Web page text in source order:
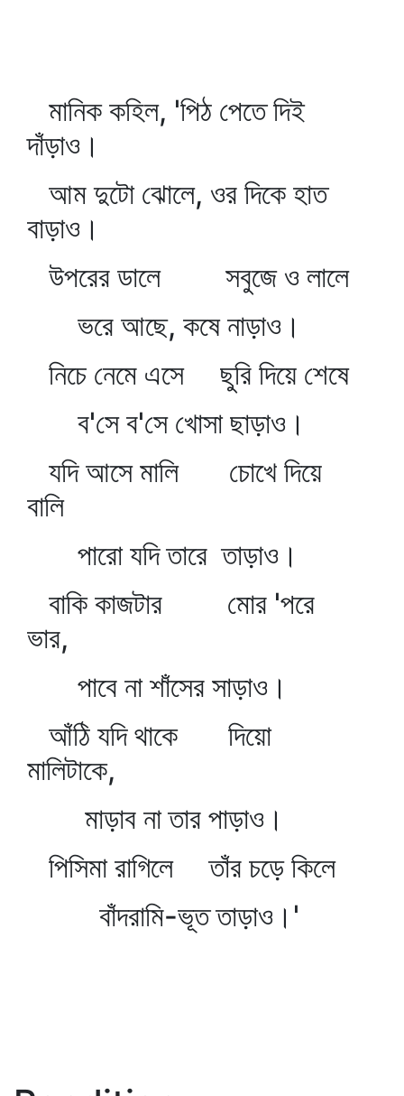
মানিক কহিল, 'পিঠ পেতে দিই
দাঁড়াও।
আম দুটো ঝোলে, ওর দিকে হাত
বাড়াও।
উপরের ডালে সবুজে ও লালে
ভরে আছে, কষে নাড়াও।
নিচে নেমে এসে ছুরি দিয়ে শেষে
ব'সে ব'সে খোসা ছাড়াও।
যদি আসে মালি চোখে দিয়ে
বালি
পারো যদি তারে তাড়াও।
বাকি কাজটার মোর 'পরে
ভার,
পাবে না শাঁসের সাড়াও।
আঁঠি যদি থাকে দিয়ো
মালিটাকে,
মাড়াব না তার পাড়াও।
পিসিমা রাগিলে তাঁর চড়ে কিলে
বাঁদরামি-ভূত তাড়াও।'